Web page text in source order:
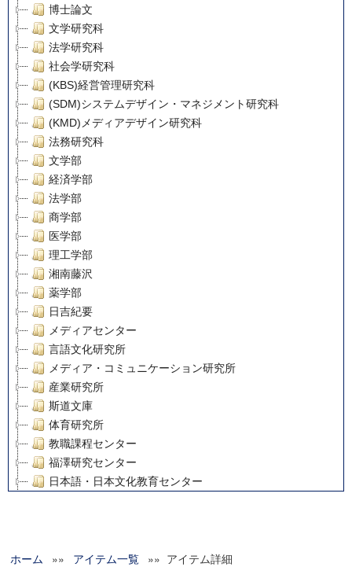
博士論文
文学研究科
法学研究科
社会学研究科
(KBS)経営管理研究科
(SDM)システムデザイン・マネジメント研究科
(KMD)メディアデザイン研究科
法務研究科
文学部
経済学部
法学部
商学部
医学部
理工学部
湘南藤沢
薬学部
日吉紀要
メディアセンター
言語文化研究所
メディア・コミュニケーション研究所
産業研究所
斯道文庫
体育研究所
教職課程センター
福澤研究センター
日本語・日本文化教育センター
グローバルリサーチインスティテュート
ホーム »» アイテム一覧 »» アイテム詳細